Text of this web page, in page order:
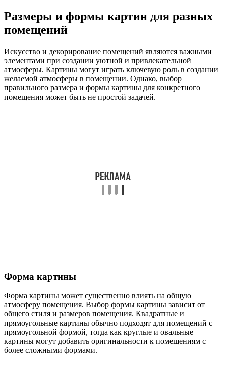
Размеры и формы картин для разных
помещений
Искусство и декорирование помещений являются важными
элементами при создании уютной и привлекательной
атмосферы. Картины могут играть ключевую роль в создании
желаемой атмосферы в помещении. Однако, выбор
правильного размера и формы картины для конкретного
помещения может быть не простой задачей.
Форма картины
Форма картины может существенно влиять на общую
атмосферу помещения. Выбор формы картины зависит от
общего стиля и размеров помещения. Квадратные и
прямоугольные картины обычно подходят для помещений с
прямоугольной формой, тогда как круглые и овальные
картины могут добавить оригинальности к помещениям с
более сложными формами.